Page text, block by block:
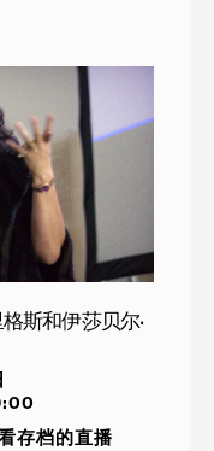
斯和伊莎贝尔·
存档的直播